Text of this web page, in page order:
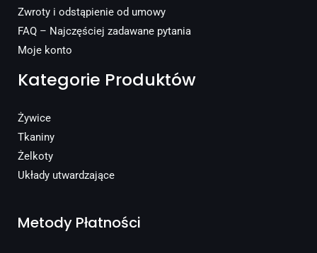
Zwroty i odstąpienie od umowy
FAQ – Najczęściej zadawane pytania
Moje konto
Kategorie Produktów
Żywice
Tkaniny
Żelkoty
Układy utwardzające
Metody Płatności